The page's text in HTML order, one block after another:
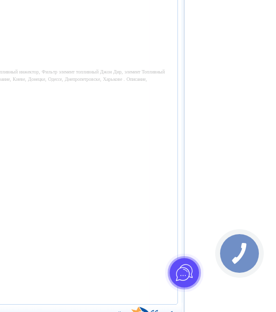
инжектор, Фильтр элемент топливный Джон Дир, элемент Топливный
Киеве, Донецке, Одессе, Днепропетровске, Харькове . Описание,